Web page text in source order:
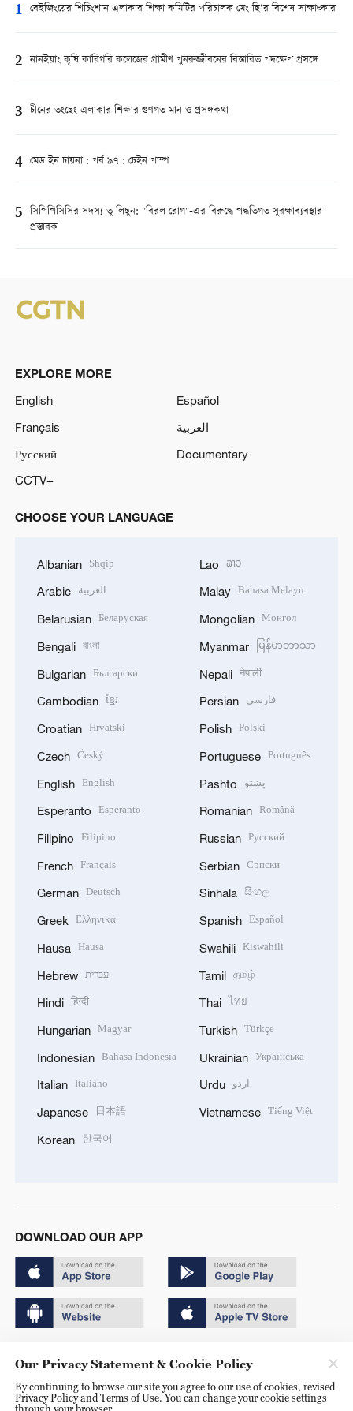
1 বেইজিংয়ের শিচিংশান এলাকার শিক্ষা কমিটির পরিচালক মেং ছি’র বিশেষ সাক্ষাত্কার
2 নানইয়াং কৃষি কারিগরি কলেজের গ্রামীণ পুনরুজ্জীবনের বিস্তারিত পদক্ষেপ প্রসঙ্গে
3 চীনের তংছেং এলাকার শিক্ষার গুণগত মান ও প্রসঙ্গকথা
4 মেড ইন চায়না : পর্ব ৯৭ : চেইন পাম্প
5 সিপিপিসিসির সদস্য তু লিছুন: "বিরল রোগ"-এর বিরুদ্ধে পদ্ধতিগত সুরক্ষাব্যবস্থার
প্রস্তাবক
EXPLORE MORE
English
Español
Français
العربية
Русский
Documentary
CCTV+
CHOOSE YOUR LANGUAGE
Albanian Shqip
Arabic العربية
Belarusian Беларуская
Bengali বাংলা
Bulgarian Български
Cambodian ខ្មែរ
Croatian Hrvatski
Czech Český
English English
Esperanto Esperanto
Filipino Filipino
French Français
German Deutsch
Greek Ελληνικά
Hausa Hausa
Hebrew עברית
Hindi हिन्दी
Hungarian Magyar
Indonesian Bahasa Indonesia
Italian Italiano
Japanese 日本語
Korean 한국어
Lao ລາວ
Malay Bahasa Melayu
Mongolian Монгол
Myanmar မြန်မာဘာသာ
Nepali नेपाली
Persian فارسی
Polish Polski
Portuguese Português
Pashto پښتو
Romanian Română
Russian Русский
Serbian Српски
Sinhala සිංහල
Spanish Español
Swahili Kiswahili
Tamil தமிழ்
Thai ไทย
Turkish Türkçe
Ukrainian Українська
Urdu اردو
Vietnamese Tiếng Việt
DOWNLOAD OUR APP
京ICP备20000184号
京公网安备 11010502050052号
Our Privacy Statement & Cookie Policy
By continuing to browse our site you agree to our use of cookies, revised
Privacy Policy and Terms of Use. You can change your cookie settings
through your browser.